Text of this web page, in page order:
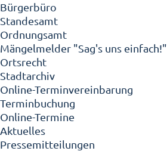
Bürgerbüro
Standesamt
Ordnungsamt
Mängelmelder "Sag's uns einfach!"
Ortsrecht
Stadtarchiv
Online-Terminvereinbarung
Terminbuchung
Online-Termine
Aktuelles
Pressemitteilungen